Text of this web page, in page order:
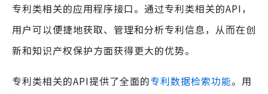
专利类相关的应用程序接口。通过专利类相关的API，
用户可以便捷地获取、管理和分析专利信息，从而在创
新和知识产权保护方面获得更大的优势。
专利类相关的API提供了全面的专利数据检索功能。用